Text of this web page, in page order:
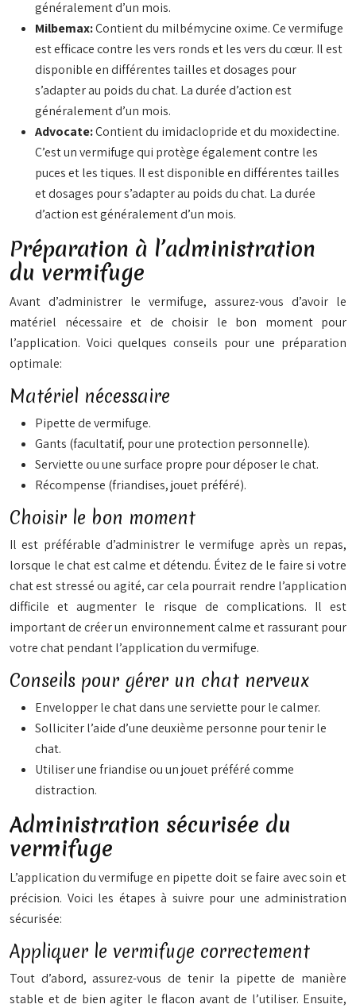
généralement d’un mois.
Milbemax:Contient du milbémycine oxime. Ce vermifuge
est efficace contre les vers ronds et les vers du cœur. Il est
disponible en différentes tailles et dosages pour
s’adapter au poids du chat. La durée d’action est
généralement d’un mois.
Advocate:Contient du imidaclopride et du moxidectine.
C’est un vermifuge qui protège également contre les
puces et les tiques. Il est disponible en différentes tailles
et dosages pour s’adapter au poids du chat. La durée
d’action est généralement d’un mois.
Préparation à l’administration
du vermifuge
Avant d’administrer le vermifuge, assurez-vous d’avoir le
matériel nécessaire et de choisir le bon moment pour
l’application. Voici quelques conseils pour une préparation
optimale:
Matériel nécessaire
Pipette de vermifuge.
Gants (facultatif, pour une protection personnelle).
Serviette ou une surface propre pour déposer le chat.
Récompense (friandises, jouet préféré).
Choisir le bon moment
Il est préférable d’administrer le vermifuge après un repas,
lorsque le chat est calme et détendu. Évitez de le faire si votre
chat est stressé ou agité, car cela pourrait rendre l’application
difficile et augmenter le risque de complications. Il est
important de créer un environnement calme et rassurant pour
votre chat pendant l’application du vermifuge.
Conseils pour gérer un chat nerveux
Envelopper le chat dans une serviette pour le calmer.
Solliciter l’aide d’une deuxième personne pour tenir le
chat.
Utiliser une friandise ou un jouet préféré comme
distraction.
Administration sécurisée du
vermifuge
L’application du vermifuge en pipette doit se faire avec soin et
précision. Voici les étapes à suivre pour une administration
sécurisée:
Appliquer le vermifuge correctement
Tout d’abord, assurez-vous de tenir la pipette de manière
stable et de bien agiter le flacon avant de l’utiliser. Ensuite,